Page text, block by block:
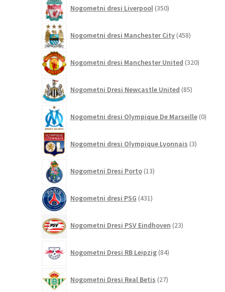
Nogometni dresi Liverpool 350izdelkov
Nogometni dresi Manchester City 458izdelkov
Nogometni dresi Manchester United 320izdelkov
Nogometni Dresi Newcastle United 85izdelkov
Nogometni dresi Olympique De Marseille 0
Nogometni dresi Olympique Lyonnais 3izdelki
Nogometni Dresi Porto 13izdelkov
Nogometni dresi PSG 431izdelkov
Nogometni Dresi PSV Eindhoven 23izdelkov
Nogometni Dresi RB Leipzig 84izdelkov
Nogometni Dresi Real Betis 27izdelkov